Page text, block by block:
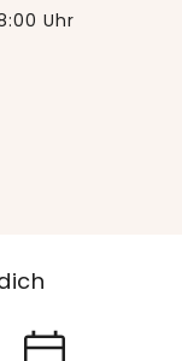
Uhr